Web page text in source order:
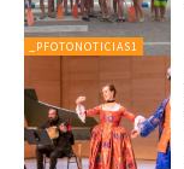
_PFOTONOTICIAS1